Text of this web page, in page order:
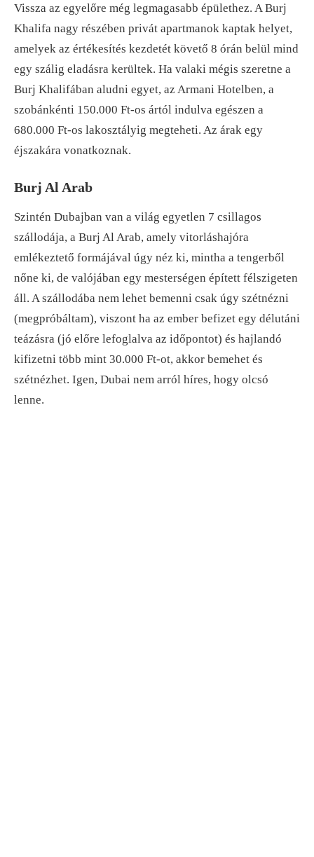
Vissza az egyelőre még legmagasabb épülethez. A Burj
Khalifa nagy részében privát apartmanok kaptak helyet,
amelyek az értékesítés kezdetét követő 8 órán belül mind
egy szálig eladásra kerültek. Ha valaki mégis szeretne a
Burj Khalifában aludni egyet, az Armani Hotelben, a
szobánkénti 150.000 Ft-os ártól indulva egészen a
680.000 Ft-os lakosztályig megteheti. Az árak egy
éjszakára vonatkoznak.
Burj Al Arab
Szintén Dubajban van a világ egyetlen 7 csillagos
szállodája, a Burj Al Arab, amely vitorláshajóra
emlékeztető formájával úgy néz ki, mintha a tengerből
nőne ki, de valójában egy mesterségen épített félszigeten
áll. A szállodába nem lehet bemenni csak úgy szétnézni
(megpróbáltam), viszont ha az ember befizet egy délutáni
teázásra (jó előre lefoglalva az időpontot) és hajlandó
kifizetni több mint 30.000 Ft-ot, akkor bemehet és
szétnézhet. Igen, Dubai nem arról híres, hogy olcsó
lenne.